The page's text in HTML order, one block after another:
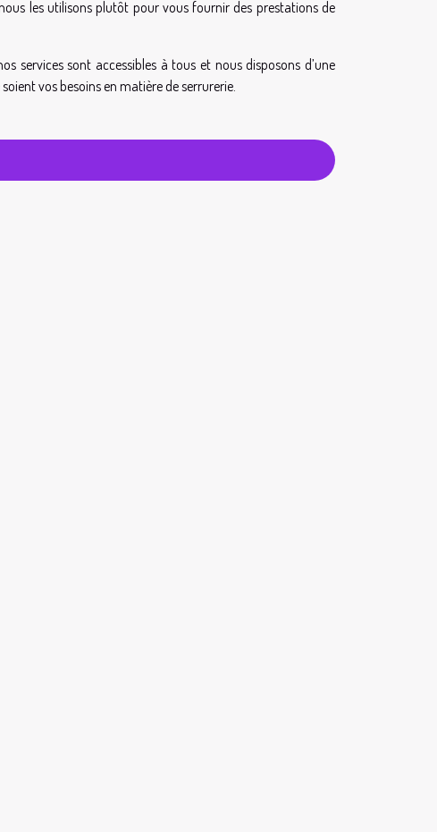
les utilisons plutôt pour vous fournir des prestations de
services sont accessibles à tous et nous disposons d’une
vos besoins en matière de serrurerie.